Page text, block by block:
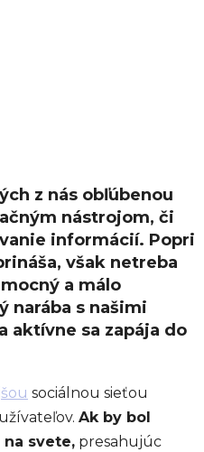
z nás obľúbenou
nástrojom, či
informácií. Popri
však netreba
a málo
narába s našimi
aktívne sa zapája do
sociálnou sieťou
Ak by bol
svete, presahujúc